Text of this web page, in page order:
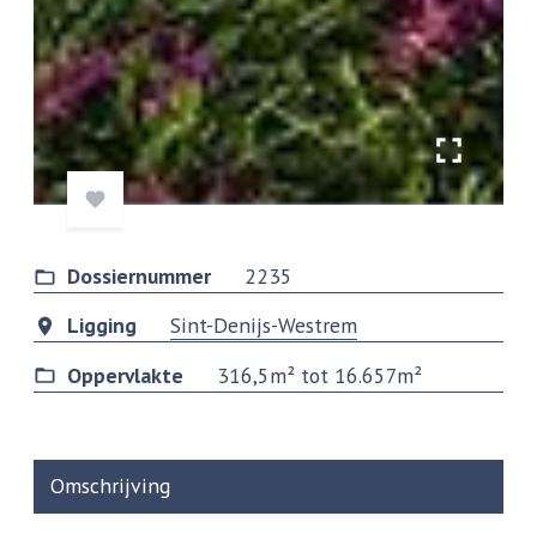
Dossiernummer
2235
Ligging
Sint-Denijs-Westrem
Oppervlakte
316,5m² tot 16.657m²
Omschrijving